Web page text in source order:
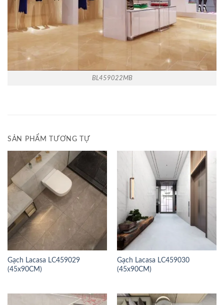
BL459022MB
SẢN PHẨM TƯƠNG TỰ
Gạch Lacasa LC459029
(45x90CM)
Gạch Lacasa LC459030
(45x90CM)